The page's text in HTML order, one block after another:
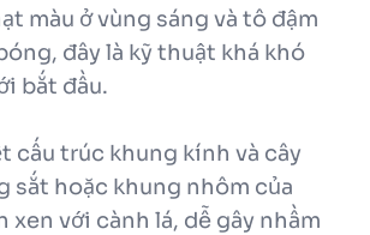
màu ở vùng sáng và tô đậm
đây là kỹ thuật khá khó
bắt đầu.
cấu trúc khung kính và cây
sắt hoặc khung nhôm của
xen với cành lá, dễ gây nhầm